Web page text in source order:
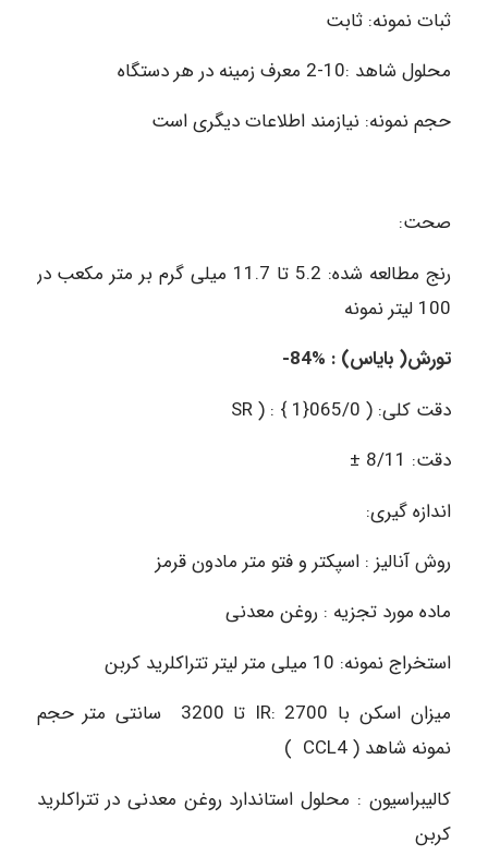
ثبات نمونه: ثابت
محلول شاهد :10-2 معرف زمینه در هر دستگاه
حجم نمونه: نیازمند اطلاعات دیگری است
صحت:
رنج مطالعه شده: 5.2 تا 11.7 میلی گرم بر متر مکعب در
100 لیتر نمونه
تورش( بایاس) : %84-
دقت کلی: ( SR ) : { 1}065/0
دقت: 8/11 ±
اندازه گیری:
روش آنالیز : اسپکتر و فتو متر مادون قرمز
ماده مورد تجزیه : روغن معدنی
استخراج نمونه: 10 میلی متر لیتر تتراکلرید کربن
میزان اسکن با IR: 2700 تا 3200 سانتی متر حجم
نمونه شاهد ( CCL4 )
کالیبراسیون : محلول استاندارد روغن معدنی در تتراکلرید
کربن